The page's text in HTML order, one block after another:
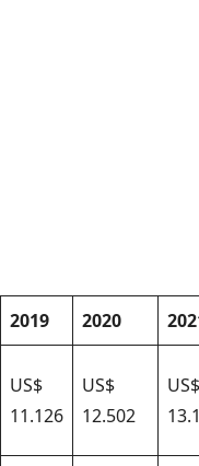
2019 2020
US$
11.126
US$
12.502
US$